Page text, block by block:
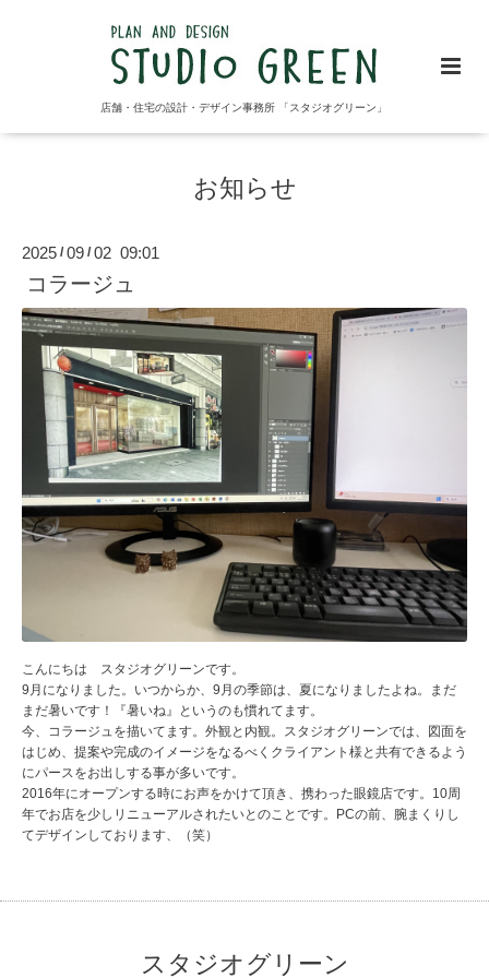
店舗・住宅の設計・デザイン事務所 「スタジオグリーン」
お知らせ
2025 /09 /02 09:01
コラージュ
こんにちは スタジオグリーンです。
9月になりました。いつからか、9月の季節は、夏になりましたよね。まだ
まだ暑いです！『暑いね』というのも慣れてます。
今、コラージュを描いてます。外観と内観。スタジオグリーンでは、図面を
はじめ、提案や完成のイメージをなるべくクライアント様と共有できるよう
にパースをお出しする事が多いです。
2016年にオープンする時にお声をかけて頂き、携わった眼鏡店です。10周
年でお店を少しリニューアルされたいとのことです。PCの前、腕まくりし
てデザインしております、（笑）
スタジオグリーン